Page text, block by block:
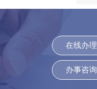
在线办理
办事咨询